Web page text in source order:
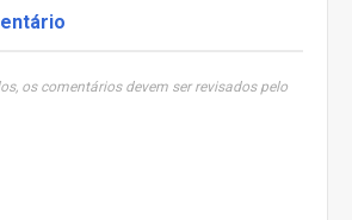
os comentários devem ser revisados pelo